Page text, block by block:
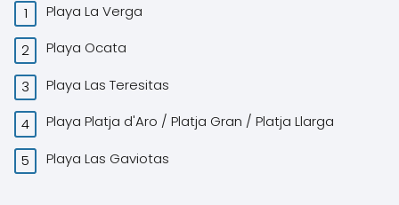
Playa La Verga
Playa Ocata
Playa Las Teresitas
Playa Platja d'Aro / Platja Gran / Platja Llarga
Playa Las Gaviotas